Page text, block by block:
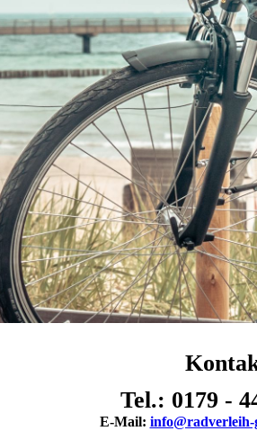
Tel.: 0179 -
E-Mail: info@radverleih-